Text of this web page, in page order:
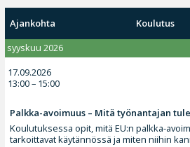
Ajankohta
Koulutus
syyskuu 2026
17.09.2026
13:00 – 15:00
Palkka-avoimuus – Mitä työnantajan
Koulutuksessa opit, mitä EU:n palkka-
tarkoittavat käytännössä ja miten niihin